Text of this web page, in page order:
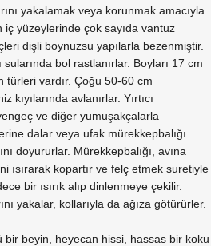
yakalamak veya korunmak amacıyla
iç yüzeylerinde çok sayıda vantuz
dişli boynuzsu yapılarla bezenmiştir.
sularında bol rastlanırlar. Boyları 17 cm
türleri vardır. Çoğu 50-60 cm
kıyılarında avlanırlar. Yırtıcı
ve diğer yumuşakçalarla
dalar veya ufak mürekkepbalığı
doyururlar. Mürekkepbalığı, avına
ısırarak kopartır ve felç etmek suretiyle
bir ısırık alıp dinlenmeye çekilir.
yakalar, kollarıyla da ağıza götürürler.
bir beyin, heyecan hissi, hassas bir koku